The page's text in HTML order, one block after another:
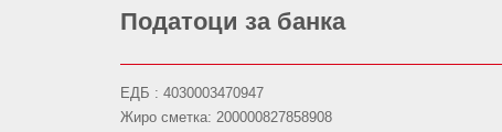
Податоци за банка
ЕДБ : 4030003470947
Жиро сметка: 200000827858908